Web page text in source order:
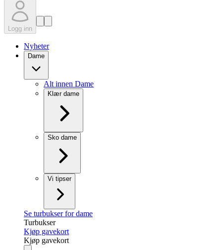
Logg inn
Nyheter
Dame
Alt innen Dame
Klær dame
Sko dame
Vi tipser
Se turbukser for dame
Turbukser
Kjøp gavekort
Kjøp gavekort